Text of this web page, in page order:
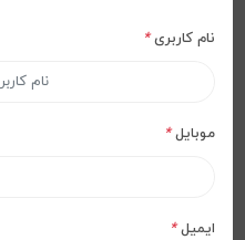
نام کاربری*
موبایل*
ایمیل*